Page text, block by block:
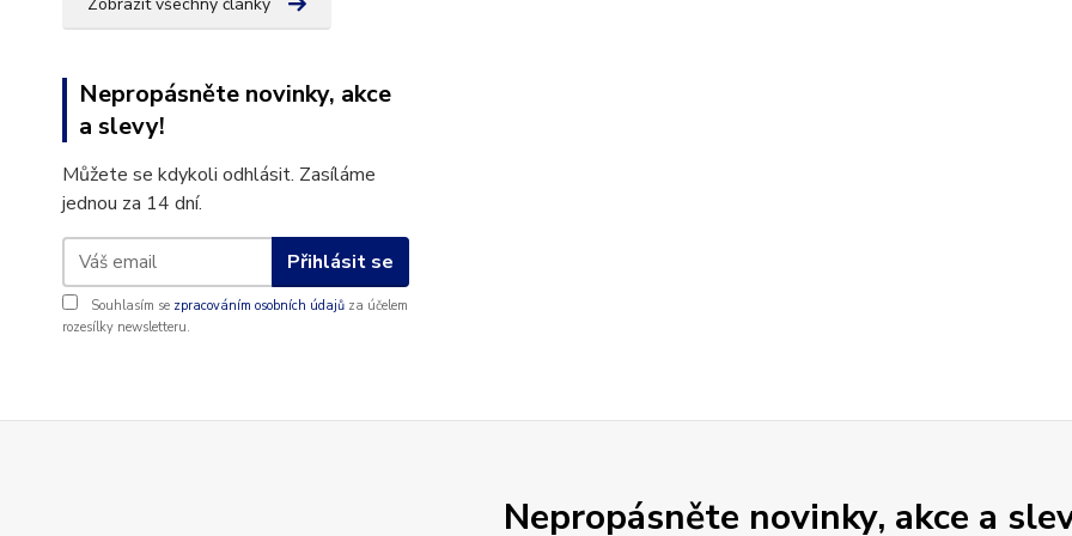
Nepropásněte novinky, akce
a slevy!
Můžete se kdykoli odhlásit. Zasíláme
jednou za 14 dní.
Přihlásit se
Souhlasím se zpracováním osobních údajů za účelem
rozesílky newsletteru.
Nepropásněte novinky, akce a